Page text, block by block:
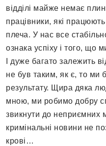
відділі майже немає
працівники, які
плеча. У нас все
ознака успіху і того, що
І дуже багато залежить
не був таким, як є, то ми
результату. Щира дяка
мною, ми робимо добру
звикнути до неприємних
кримінальні новини не
крові…